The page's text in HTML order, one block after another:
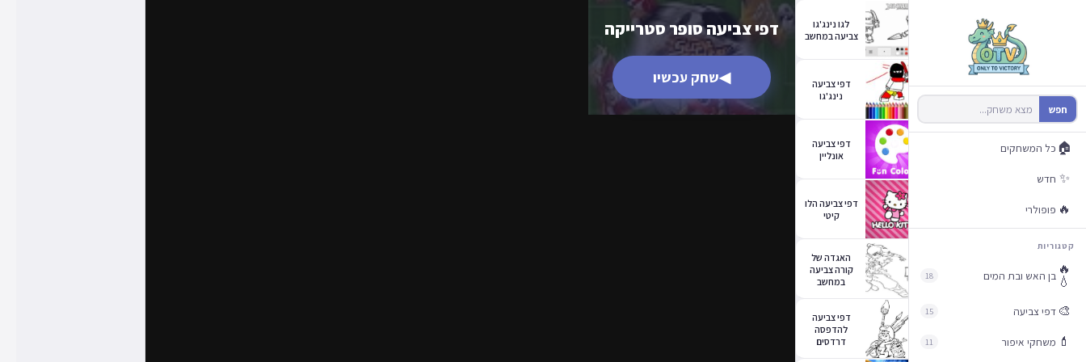
חפש
🏠 כל המשחקים
✨ חדש
🔥 פופולרי
קטגוריות
🔥
💧 בן האש ובת המים 18
🎨 דפי צביעה 15
💄 משחקי איפור 11
לגו נינג'גו
צביעה במחשב
דפי צביעה
נינג'גו
דפי צביעה
אונליין
דפי צביעה הלו
קיטי
האגדה של
קורה צביעה
במחשב
דפי צביעה
להדפסה
דרדסים
דפי צביעה סופר סטרייקה
◀שחק עכשיו